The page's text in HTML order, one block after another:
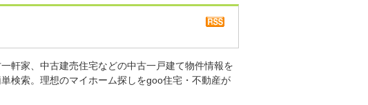
軒家、中古建売住宅などの中古一戸建て物件情報を
検索。理想のマイホーム探しをgoo住宅・不動産が